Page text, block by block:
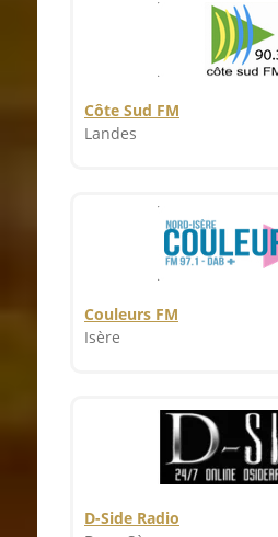
Côte Sud FM
Landes
Couleurs FM
Isère
D-Side Radio